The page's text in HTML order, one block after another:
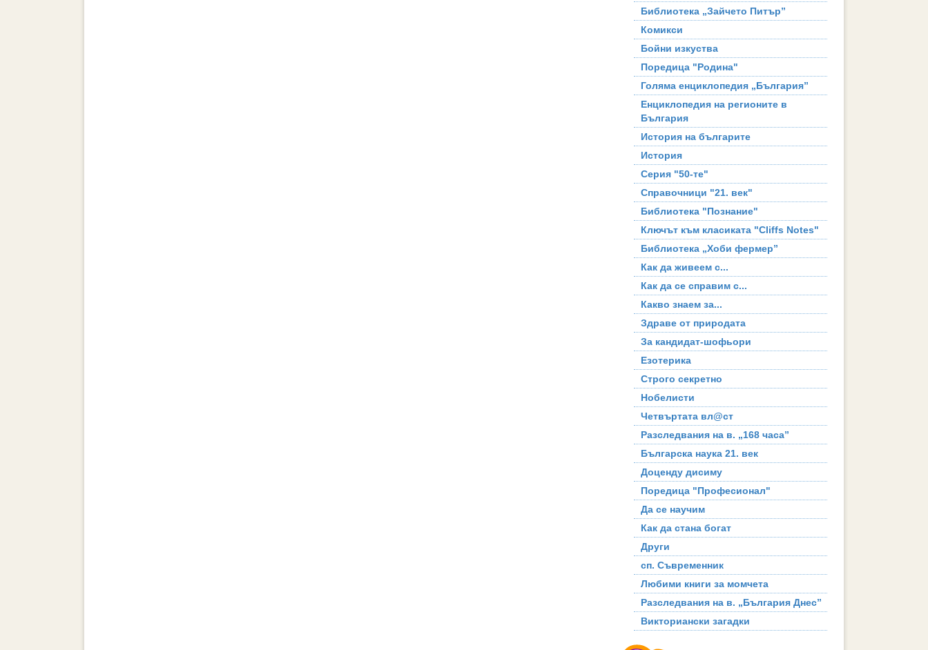
Библиотека „Зайчето Питър”
Комикси
Бойни изкуства
Поредица "Родина"
Голяма енциклопедия „България”
Енциклопедия на регионите в
България
История на българите
История
Серия "50-те"
Справочници "21. век"
Библиотека "Познание"
Ключът към класиката "Cliffs Notes"
Библиотека „Хоби фермер”
Как да живеем с...
Как да се справим с...
Какво знаем за...
Здраве от природата
За кандидат-шофьори
Езотерика
Строго секретно
Нобелисти
Четвъртата вл@ст
Разследвания на в. „168 часа”
Българска наука 21. век
Доценду дисиму
Поредица "Професионал"
Да се научим
Как да стана богат
Други
сп. Съвременник
Любими книги за момчета
Разследвания на в. „България Днес”
Викториански загадки